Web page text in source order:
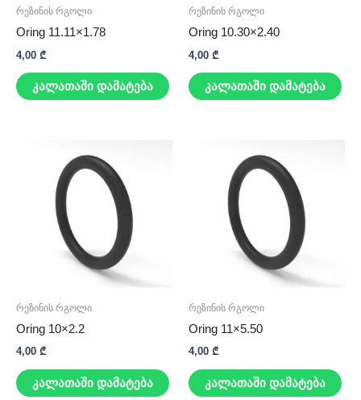
რეზინის რგოლი
Oring 11.11×1.78
4,00 ₾
კალათაში დამატება
რეზინის რგოლი
Oring 10.30×2.40
4,00 ₾
კალათაში დამატება
რეზინის რგოლი
Oring 10×2.2
4,00 ₾
კალათაში დამატება
რეზინის რგოლი
Oring 11×5.50
4,00 ₾
კალათაში დამატება